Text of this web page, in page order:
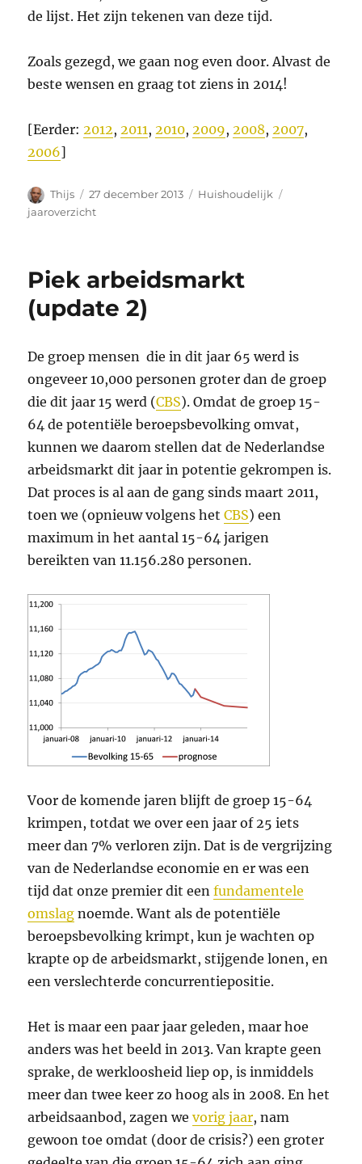
de lijst. Het zijn tekenen van deze tijd.
Zoals gezegd, we gaan nog even door. Alvast de
beste wensen en graag tot ziens in 2014!
[Eerder:2012,2011,2010,2009,2008,2007,
2006]
Auteur
Thijs
Geplaatst
op
27 december 2013 Categorieën
Huishoudelijk
jaaroverzicht
Piek arbeidsmarkt
(update 2)
De groep mensen die in dit jaar 65 werd is
ongeveer 10,000 personen groter dan de groep
die dit jaar 15 werd (CBS). Omdat de groep 15-
64 de potentiële beroepsbevolking omvat,
kunnen we daarom stellen dat de Nederlandse
arbeidsmarkt dit jaar in potentie gekrompen is.
Dat proces is al aan de gang sinds maart 2011,
toen we (opnieuw volgens hetCBS) een
maximum in het aantal 15-64 jarigen
bereikten van 11.156.280 personen.
Voor de komende jaren blijft de groep 15-64
krimpen, totdat we over een jaar of 25 iets
meer dan 7% verloren zijn. Dat is de vergrijzing
van de Nederlandse economie en er was een
tijd dat onze premier dit eenfundamentele
omslag noemde. Want als de potentiële
beroepsbevolking krimpt, kun je wachten op
krapte op de arbeidsmarkt, stijgende lonen, en
een verslechterde concurrentiepositie.
Het is maar een paar jaar geleden, maar hoe
anders was het beeld in 2013. Van krapte geen
sprake, de werkloosheid liep op, is inmiddels
meer dan twee keer zo hoog als in 2008. En het
arbeidsaanbod, zagen wevorig jaar, nam
gewoon toe omdat (door de crisis?) een groter